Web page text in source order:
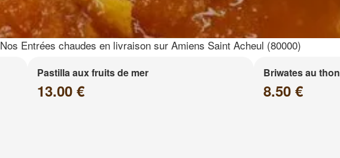
Nos Entrées chaudes en livraison sur Amiens Saint Acheul (80000)
Pastilla aux fruits de mer
13.00 €
Briwates au thon
8.50 €